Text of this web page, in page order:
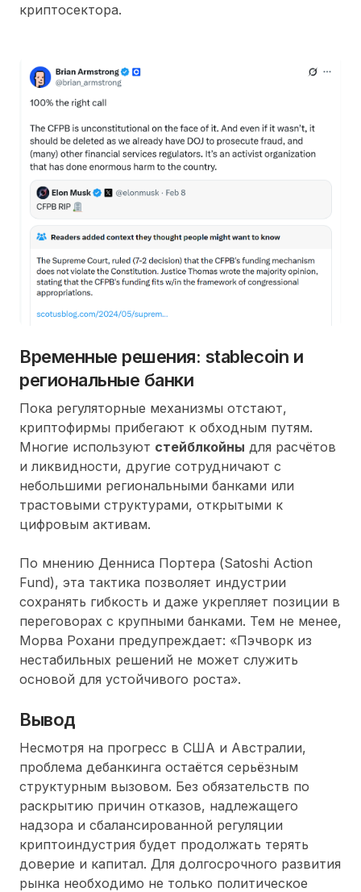
криптосектора.
Временные решения: stablecoin и
региональные банки
Пока регуляторные механизмы отстают,
криптофирмы прибегают к обходным путям.
Многие используют стейблкойны для расчётов
и ликвидности, другие сотрудничают с
небольшими региональными банками или
трастовыми структурами, открытыми к
цифровым активам.
По мнению Денниса Портера (Satoshi Action
Fund), эта тактика позволяет индустрии
сохранять гибкость и даже укрепляет позиции в
переговорах с крупными банками. Тем не менее,
Морва Рохани предупреждает: «Пэчворк из
нестабильных решений не может служить
основой для устойчивого роста».
Вывод
Несмотря на прогресс в США и Австралии,
проблема дебанкинга остаётся серьёзным
структурным вызовом. Без обязательств по
раскрытию причин отказов, надлежащего
надзора и сбалансированной регуляции
криптоиндустрия будет продолжать терять
доверие и капитал. Для долгосрочного развития
рынка необходимо не только политическое